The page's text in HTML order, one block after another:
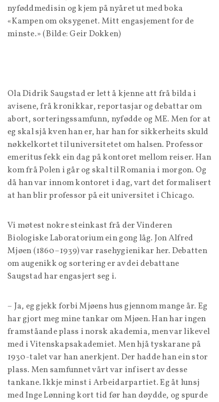
nyføddmedisin og kjem på nyåret ut med boka
«Kampen om oksygenet. Mitt engasjement for de
minste.» (Bilde: Geir Dokken)
Ola Didrik Saugstad er lett å kjenne att frå bilda i
avisene, frå kronikkar, reportasjar og debattar om
abort, sorteringssamfunn, nyfødde og ME. Men for at
eg skal sjå kven han er, har han for sikkerheits skuld
nøkkelkortet til universitetet om halsen. Professor
emeritus fekk ein dag på kontoret mellom reiser. Han
kom frå Polen i går og skal til Romania i morgon. Og
då han var innom kontoret i dag, vart det formalisert
at han blir professor på eit universitet i Chicago.
Vi møtest nokre steinkast frå der Vinderen
Biologiske Laboratorium ein gong låg. Jon Alfred
Mjøen (1860–1939) var rasehygienikar her. Debatten
om augenikk og sortering er av dei debattane
Saugstad har engasjert seg i.
– Ja, eg gjekk forbi Mjøens hus gjennom mange år. Eg
har gjort meg mine tankar om Mjøen. Han har ingen
framståande plass i norsk akademia, men var likevel
med i Vitenskapsakademiet. Men hjå tyskarane på
1930-talet var han anerkjent. Der hadde han ein stor
plass. Men samfunnet vårt var infisert av desse
tankane. Ikkje minst i Arbeidarpartiet. Eg åt lunsj
med Inge Lønning kort tid før han døydde, og spurde